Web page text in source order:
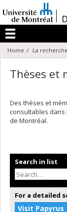
au
contenu
/
Menu
Home La recherche
Thèses et
Des thèses et
consultables dans
de Montréal.
Search in list
For a detailed
Visit Papyrus